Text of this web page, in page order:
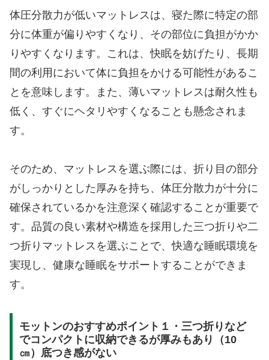
体圧分散力が低いマットレスは、寝た際に特定の部
分に体重が偏りやすくなり、その部位に負担がかか
りやすくなります。これは、快眠を妨げたり、長期
間の利用において体に負担をかける可能性があるこ
とを意味します。また、薄いマットレスは耐久性も
低く、すぐにヘタリやすくなることも懸念されま
す。
そのため、マットレスを選ぶ際には、折り目の部分
がしっかりとした厚みを持ち、体圧分散力が十分に
確保されているかを注意深く確認することが重要で
す。品質の良い素材や構造を採用した三つ折りや二
つ折りマットレスを選ぶことで、快適な睡眠環境を
実現し、健康な睡眠をサポートすることができま
す。
モットンのおすすめポイント１・三つ折りなど
でコンパクトに収納できるが厚みもあり（10
㎝）底つき感がない